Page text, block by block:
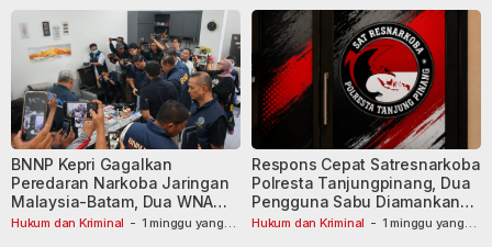
Hukum dan Kriminal - 1 minggu yang
BNNP Kepri Gagalkan
Peredaran Narkoba Jaringan
Malaysia-Batam, Dua WNA
Masih Diburu
Hukum dan Kriminal - 1 minggu yang
Respons Cepat Satresnarkoba
Polresta Tanjungpinang, Dua
Pengguna Sabu Diamankan
Usai Dilaporkan ke Call Center